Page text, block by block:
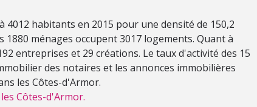
habitants en 2015 pour une densité de 150,2
ménages occupent 3017 logements. Quant à
entreprises et 29 créations. Le taux d'activité des 15
des notaires et les annonces immobilières
les Côtes-d'Armor.
Côtes-d'Armor.